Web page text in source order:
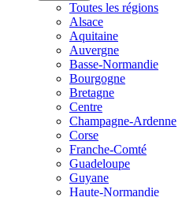
Toutes les régions
Alsace
Aquitaine
Auvergne
Basse-Normandie
Bourgogne
Bretagne
Centre
Champagne-Ardenne
Corse
Franche-Comté
Guadeloupe
Guyane
Haute-Normandie